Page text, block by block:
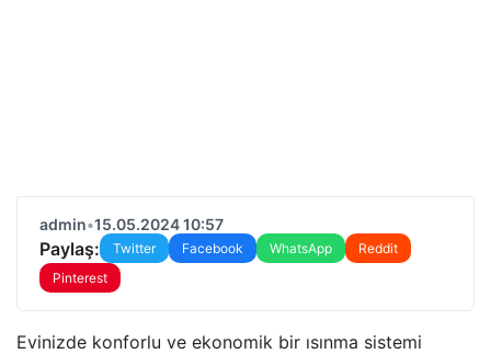
admin•15.05.2024 10:57
Paylaş: Twitter Facebook WhatsApp
Reddit
Pinterest
Evinizde konforlu ve ekonomik bir ısınma sistemi